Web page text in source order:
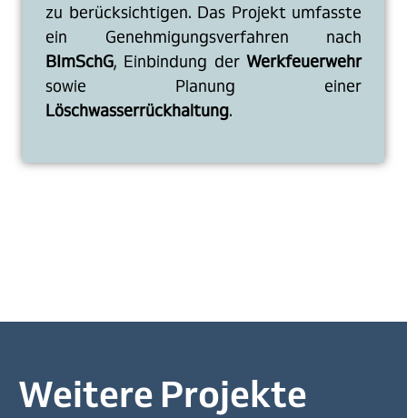
zu berücksichtigen. Das Projekt umfasste
ein Genehmigungsverfahren nach
BImSchG, Einbindung der Werkfeuerwehr
sowie Planung einer
Löschwasserrückhaltung.
Weitere Projekte